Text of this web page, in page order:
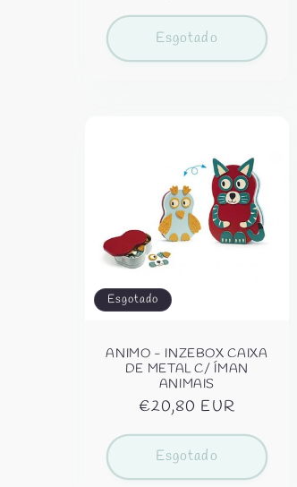
Esgotado
Esgotado
ANIMO - INZEBOX CAIXA
DE METAL C/ ÍMAN
ANIMAIS
Preço
€20,80 EUR
Esgotado